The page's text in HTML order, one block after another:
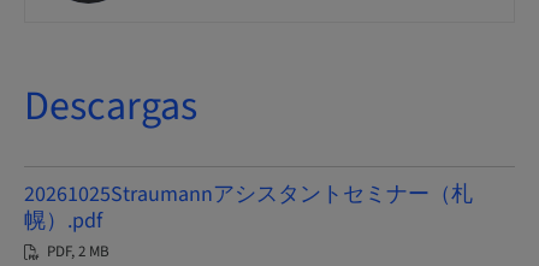
Descargas
20261025Straumannアシスタントセミナー（札
幌）.pdf
PDF, 2 MB